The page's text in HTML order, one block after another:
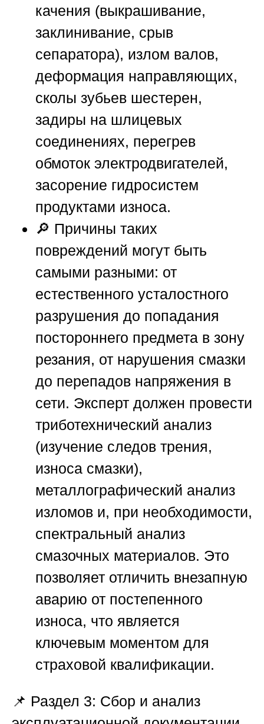
качения (выкрашивание,
заклинивание, срыв
сепаратора), излом валов,
деформация направляющих,
сколы зубьев шестерен,
задиры на шлицевых
соединениях, перегрев
обмоток электродвигателей,
засорение гидросистем
продуктами износа.
🔎 Причины таких
повреждений могут быть
самыми разными: от
естественного усталостного
разрушения до попадания
постороннего предмета в зону
резания, от нарушения смазки
до перепадов напряжения в
сети. Эксперт должен провести
триботехнический анализ
(изучение следов трения,
износа смазки),
металлографический анализ
изломов и, при необходимости,
спектральный анализ
смазочных материалов. Это
позволяет отличить внезапную
аварию от постепенного
износа, что является
ключевым моментом для
страховой квалификации.
📌 Раздел 3: Сбор и анализ